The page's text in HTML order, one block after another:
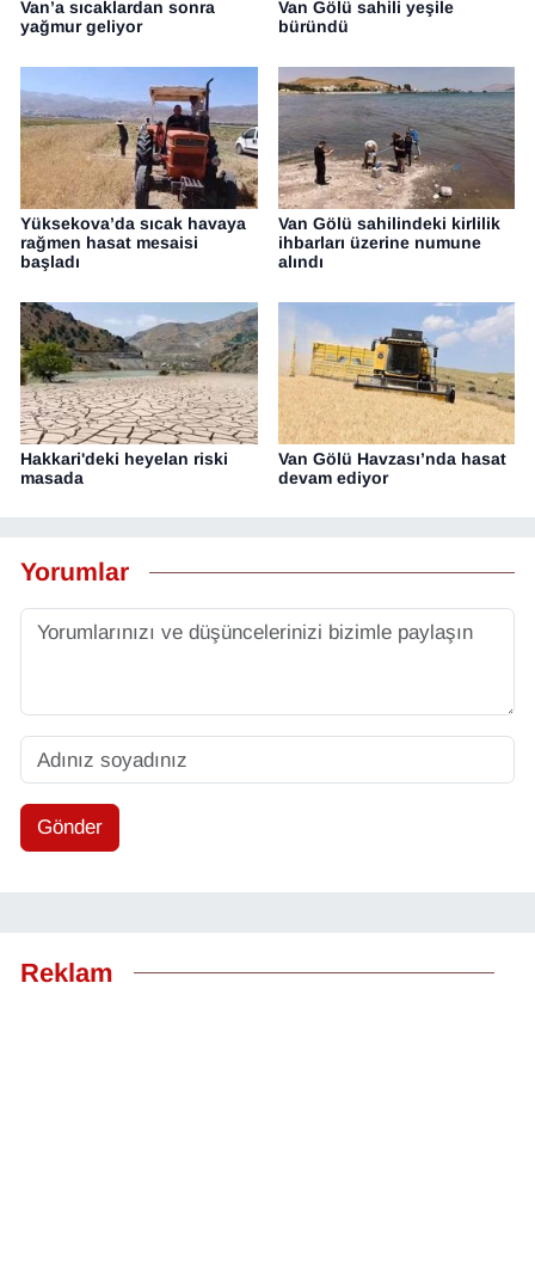
Van’a sıcaklardan sonra
yağmur geliyor
Van Gölü sahili yeşile
büründü
Yüksekova’da sıcak havaya
rağmen hasat mesaisi
başladı
Van Gölü sahilindeki kirlilik
ihbarları üzerine numune
alındı
Hakkari'deki heyelan riski
masada
Van Gölü Havzası’nda hasat
devam ediyor
Yorumlar
Gönder
Reklam